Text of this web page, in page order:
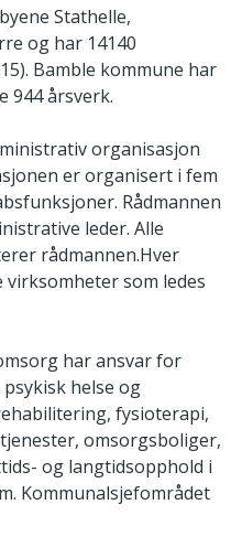
Stathelle,
og har 14140
Bamble kommune har
944 årsverk.
organisasjon
er organisert i fem
Rådmannen
leder. Alle
rådmannen.Hver
som ledes
har ansvar for
helse og
fysioterapi,
omsorgsboliger,
og langtidsopphold i
Kommunalsjefområdet